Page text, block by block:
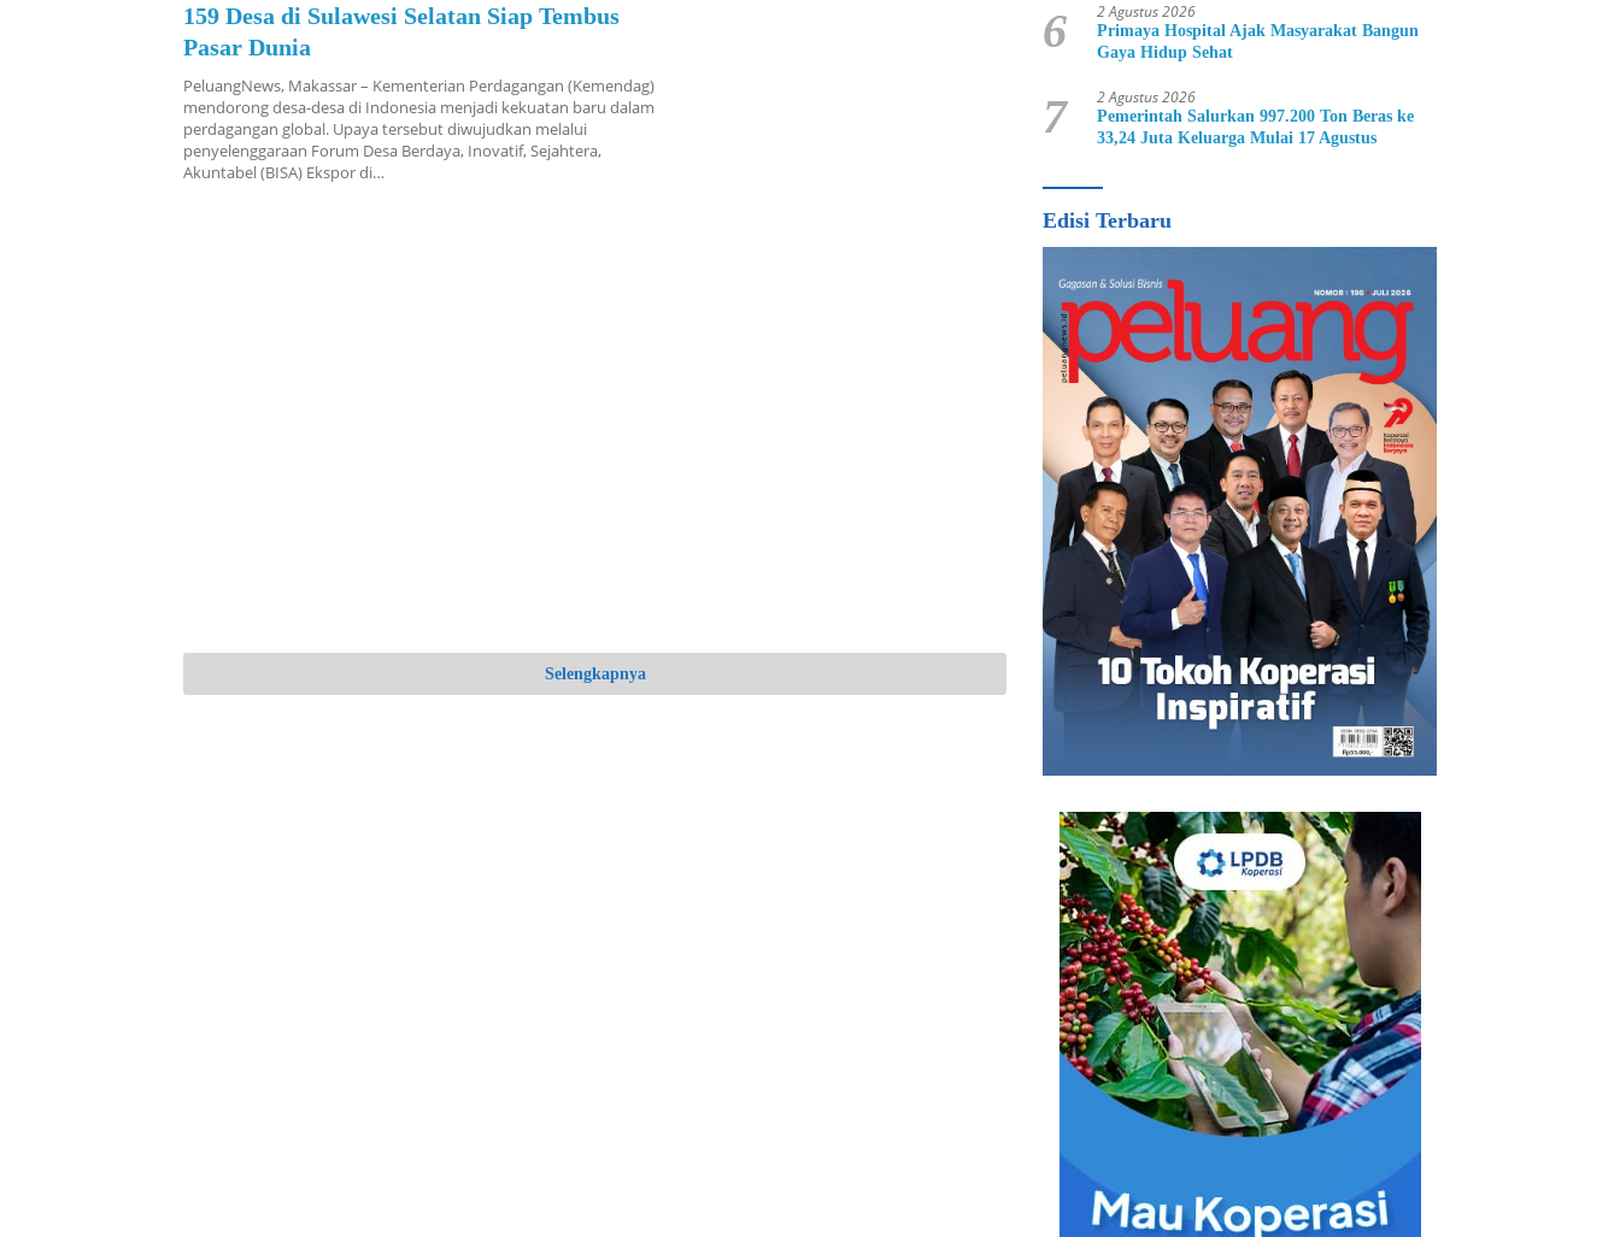
159 Desa di Sulawesi Selatan Siap Tembus
Pasar Dunia
PeluangNews, Makassar – Kementerian Perdagangan (Kemendag)
mendorong desa-desa di Indonesia menjadi kekuatan baru dalam
perdagangan global. Upaya tersebut diwujudkan melalui
penyelenggaraan Forum Desa Berdaya, Inovatif, Sejahtera,
Akuntabel (BISA) Ekspor di…
Selengkapnya
6 2 Agustus 2026
Primaya Hospital Ajak Masyarakat Bangun
Gaya Hidup Sehat
7 2 Agustus 2026
Pemerintah Salurkan 997.200 Ton Beras ke
33,24 Juta Keluarga Mulai 17 Agustus
Edisi Terbaru